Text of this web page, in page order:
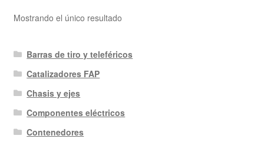
Mostrando el único resultado
Barras de tiro y teleféricos
Catalizadores FAP
Chasis y ejes
Componentes eléctricos
Contenedores